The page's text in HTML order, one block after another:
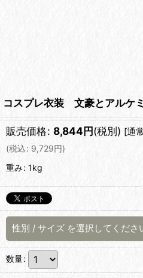
コスプレ衣装 文豪とアルケ
販売価格: 8,844円(税別) [通
(税込: 9,729円)
重み: 1kg
性別 / サイズ を選択してくださ
数量: